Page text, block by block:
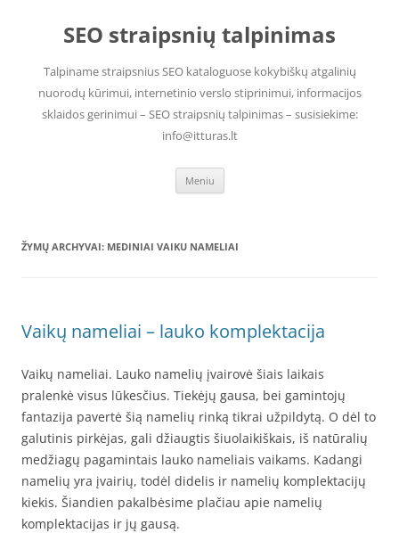
SEO straipsnių talpinimas
Talpiname straipsnius SEO kataloguose kokybiškų atgalinių
nuorodų kūrimui, internetinio verslo stiprinimui, informacijos
sklaidos gerinimui – SEO straipsnių talpinimas – susisiekime:
info@itturas.lt
Meniu
ŽYMŲ ARCHYVAI: MEDINIAI VAIKU NAMELIAI
Vaikų nameliai – lauko komplektacija
Vaikų nameliai. Lauko namelių įvairovė šiais laikais
pralenkė visus lūkesčius. Tiekėjų gausa, bei gamintojų
fantazija pavertė šią namelių rinką tikrai užpildytą. O dėl to
galutinis pirkėjas, gali džiaugtis šiuolaikiškais, iš natūralių
medžiagų pagamintais lauko nameliais vaikams. Kadangi
namelių yra įvairių, todėl didelis ir namelių komplektacijų
kiekis. Šiandien pakalbėsime plačiau apie namelių
komplektacijas ir jų gausą.